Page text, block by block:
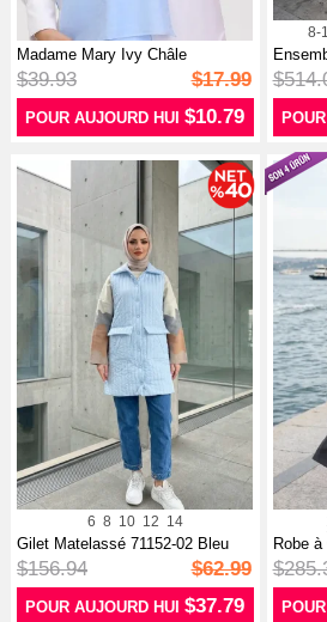
Madame Mary Ivy Châle
Jacquard 1908...
$39.93 $17.99
POUR AUJOURD HUI$10.79
8-
Et
6 8 10 12 14
Gilet Matelassé 71152-02 Bleu
Clair
$156.94 $62.99
POUR AUJOURD HUI$37.79
Robe
2252...